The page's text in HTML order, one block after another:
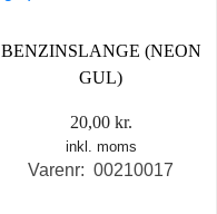
BENZINSLANGE (NEON
GUL)
20,00 kr.
inkl. moms
Varenr: 00210017